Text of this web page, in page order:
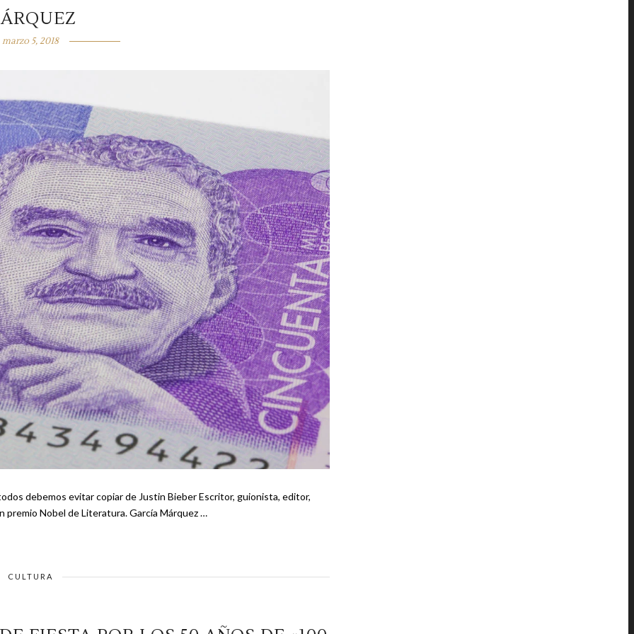
marzo 5, 2018
periodista colombiano nacionalizado mexicano y ganador de un premio Nobel de Literatura. García Márquez …
CULTURA